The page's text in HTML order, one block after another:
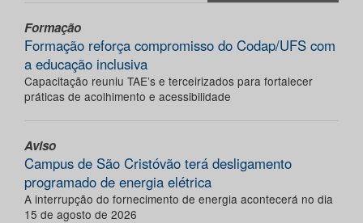
Formação
Formação reforça compromisso do Codap/UFS com
a educação inclusiva
Capacitação reuniu TAE’s e terceirizados para fortalecer
práticas de acolhimento e acessibilidade
Aviso
Campus de São Cristóvão terá desligamento
programado de energia elétrica
A interrupção do fornecimento de energia acontecerá no dia
15 de agosto de 2026